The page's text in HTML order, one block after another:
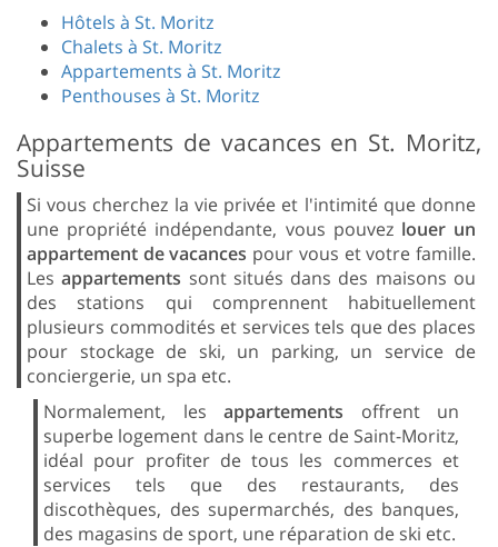
Hôtels à St. Moritz
Chalets à St. Moritz
Appartements à St. Moritz
Penthouses à St. Moritz
Appartements de vacances en St. Moritz,
Suisse
Si vous cherchez la vie privée et l'intimité que donne
une propriété indépendante, vous pouvez louer un
appartement de vacances pour vous et votre famille.
Lesappartements sont situés dans des maisons ou
des stations qui comprennent habituellement
plusieurs commodités et services tels que des places
pour stockage de ski, un parking, un service de
conciergerie, un spa etc.
Normalement, les appartements offrent un
superbe logement dans le centre de Saint-Moritz,
idéal pour profiter de tous les commerces et
services tels que des restaurants, des
discothèques, des supermarchés, des banques,
des magasins de sport, une réparation de ski etc.